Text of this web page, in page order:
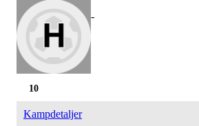
-
10
Kampdetaljer